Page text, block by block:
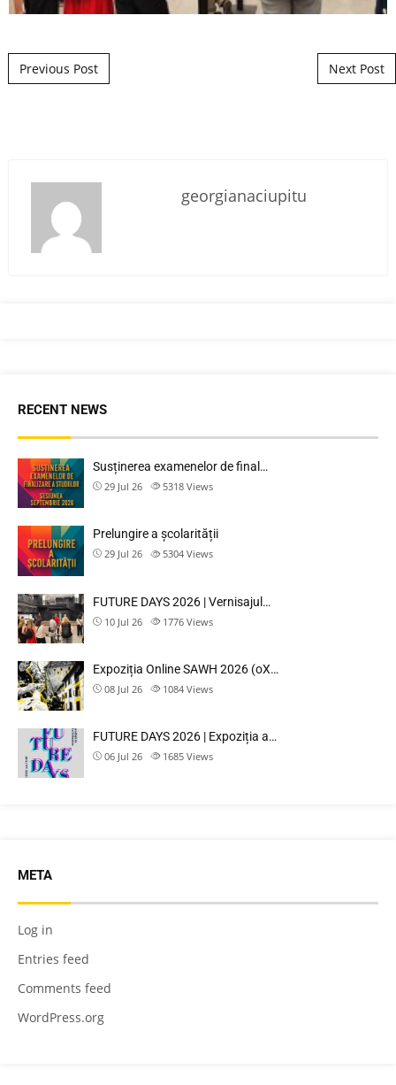
Post navigation
Previous Post Next Post
georgianaciupitu
RECENT NEWS
Susținerea examenelor de final…
29 Jul 26 5318 Views
Prelungire a școlarității
29 Jul 26 5304 Views
FUTURE DAYS 2026 | Vernisajul…
10 Jul 26 1776 Views
Expoziția Online SAWH 2026 (oX…
08 Jul 26 1084 Views
FUTURE DAYS 2026 | Expoziția a…
06 Jul 26 1685 Views
META
Log in
Entries feed
Comments feed
WordPress.org